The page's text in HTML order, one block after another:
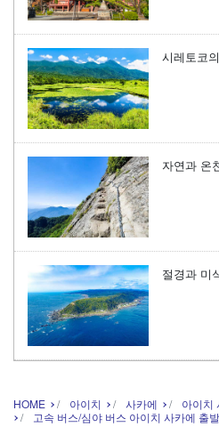
시레토코
자연과 온
절경과 미
HOME 아이치 사카에
아이치
고속 버스/심야 버스 아이치 사카에 출